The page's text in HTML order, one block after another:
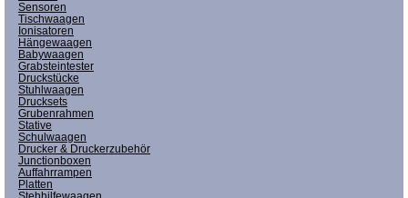
Sensoren
Tischwaagen
Ionisatoren
Hängewaagen
Babywaagen
Grabsteintester
Druckstücke
Stuhlwaagen
Drucksets
Grubenrahmen
Stative
Schulwaagen
Drucker & Druckerzubehör
Junctionboxen
Auffahrrampen
Platten